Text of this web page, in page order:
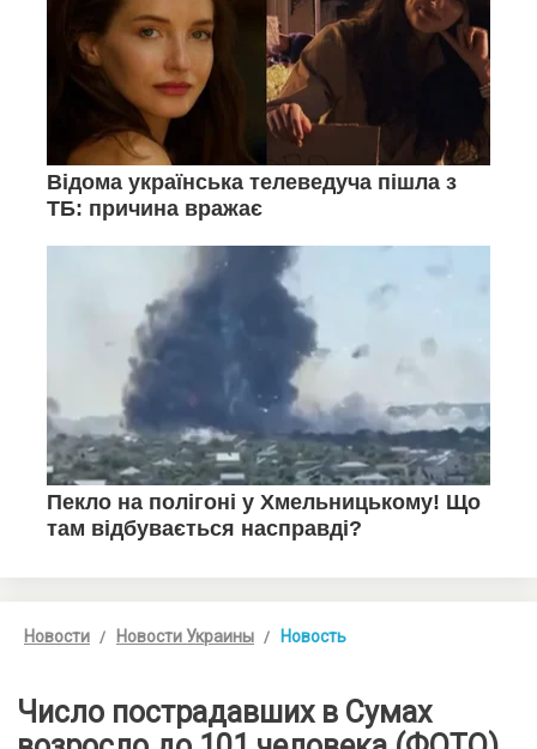
Новости Новости Украины Новость
Число пострадавших в Сумах